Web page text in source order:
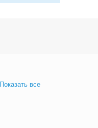
Показать все